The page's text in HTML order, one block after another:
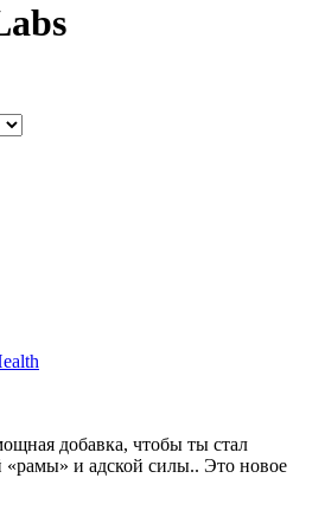
добавка, чтобы ты стал
«рамы» и адской силы.. Это новое